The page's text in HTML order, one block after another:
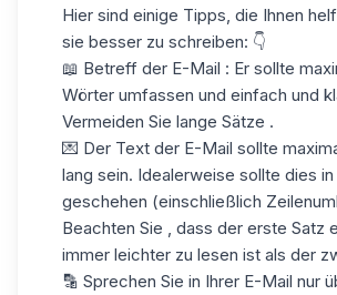
Hier sind einige Tipps, die Ihnen
sie besser zu schreiben: 👇
📖 Betreff der E-Mail : Er sollte
Wörter umfassen und einfach und
Vermeiden Sie lange Sätze .
💌 Der Text der E-Mail sollte
lang sein. Idealerweise sollte dies in
geschehen (einschließlich
Beachten Sie , dass der erste Satz
immer leichter zu lesen ist als der
🔡 Sprechen Sie in Ihrer E-Mail nur